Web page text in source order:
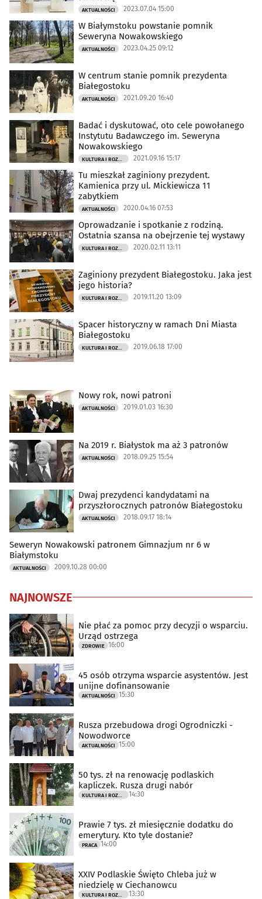
AKTUALNOŚCI 2023.07.04 15:00
W Białymstoku powstanie pomnik
Seweryna Nowakowskiego
AKTUALNOŚCI 2023.04.25 09:12
W centrum stanie pomnik prezydenta
Białegostoku
AKTUALNOŚCI 2021.09.20 16:40
Badać i dyskutować, oto cele powołanego
Instytutu Badawczego im. Seweryna
Nowakowskiego
2021.09.16 15:17
Tu mieszkał zaginiony prezydent.
Kamienica przy ul. Mickiewicza 11
zabytkiem
AKTUALNOŚCI 2020.04.16 07:53
Oprowadzanie i spotkanie z rodziną.
Ostatnia szansa na obejrzenie tej wystawy
2020.02.11 13:11
Zaginiony prezydent Białegostoku. Jaka jest
jego historia?
2019.11.20 13:09
Spacer historyczny w ramach Dni Miasta
Białegostoku
2019.06.18 17:00
Nowy rok, nowi patroni
AKTUALNOŚCI 2019.01.03 16:30
Na 2019 r. Białystok ma aż 3 patronów
AKTUALNOŚCI 2018.09.25 15:54
Dwaj prezydenci kandydatami na
przyszłorocznych patronów Białegostoku
AKTUALNOŚCI 2018.09.17 18:14
Seweryn Nowakowski patronem Gimnazjum nr 6 w
Białymstoku
AKTUALNOŚCI 2009.10.28 00:00
NAJNOWSZE
Nie płać za pomoc przy decyzji o wsparciu.
Urząd ostrzega
ZDROWIE 16:00
45 osób otrzyma wsparcie asystentów. Jest
unijne dofinansowanie
AKTUALNOŚCI 15:30
Rusza przebudowa drogi Ogrodniczki -
Nowodworce
AKTUALNOŚCI 15:00
50 tys. zł na renowację podlaskich
kapliczek. Rusza drugi nabór
KULTURA I ROZRYWKA 14:30
Prawie 7 tys. zł miesięcznie dodatku do
emerytury. Kto tyle dostanie?
PRACA 14:00
XXIV Podlaskie Święto Chleba już w
niedzielę w Ciechanowcu
KULTURA I ROZRYWKA 13:30